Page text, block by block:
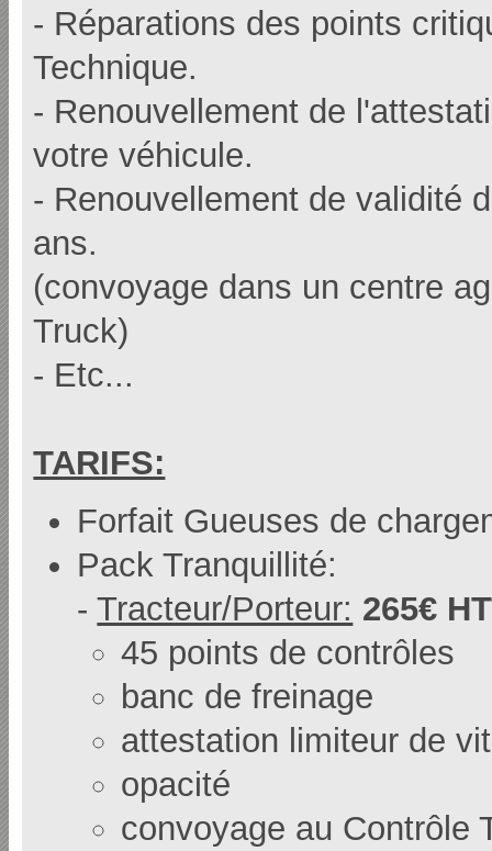
- Réparations des points
Technique.
- Renouvellement de
votre véhicule.
- Renouvellement de validité
ans.
(convoyage dans un centre
Truck)
- Etc...
TARIFS:
Forfait Gueuses de
Pack Tranquillité:
-Tracteur/Porteur: 265€ HT
45 points de contrôles
banc de freinage
attestation limiteur de
opacité
convoyage au Contrôle